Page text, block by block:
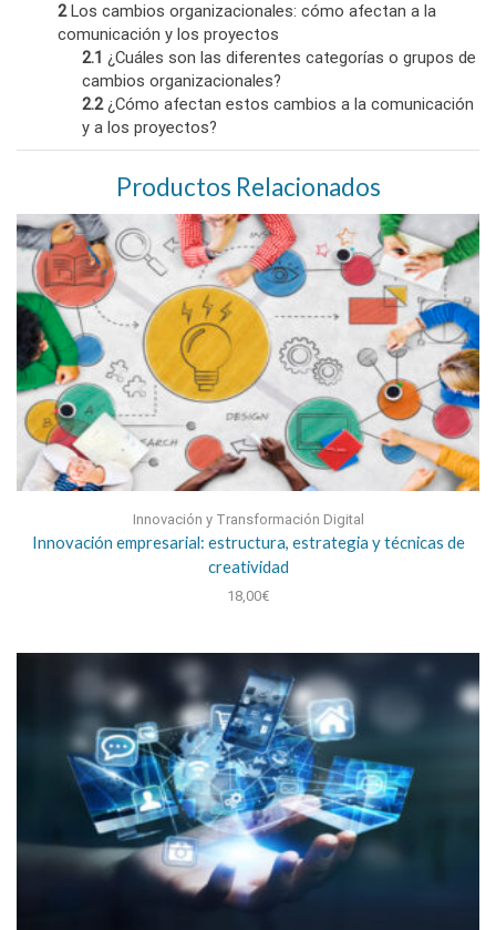
2Los cambios organizacionales: cómo afectan a la
comunicación y los proyectos
2.1 ¿Cuáles son las diferentes categorías o grupos de
cambios organizacionales?
2.2¿Cómo afectan estos cambios a la comunicación
y a los proyectos?
Productos Relacionados
Innovación y Transformación Digital
Innovación empresarial: estructura, estrategia y técnicas de
creatividad
18,00€